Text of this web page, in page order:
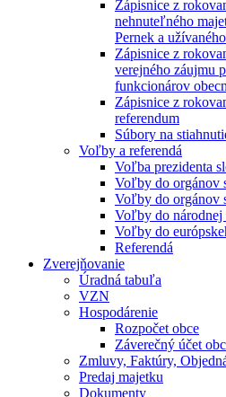
Zápisnice z
nehnuteľného
Pernek a
Zápisnice z
verejného záujmu
funkcionárov
Zápisnice z
referendum
Súbory na
Voľby a referendá
Voľba prezidenta
Voľby do orgánov
Voľby do orgánov
Voľby do národnej
Voľby do
Referendá
Zverejňovanie
Úradná tabuľa
VZN
Hospodárenie
Rozpočet obce
Záverečný účet
Zmluvy, Faktúry,
Predaj majetku
Dokumenty